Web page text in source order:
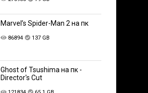
Marvel’s Spider-Man 2 на пк
86894 137 GB
Ghost of Tsushima на пк -
Director's Cut